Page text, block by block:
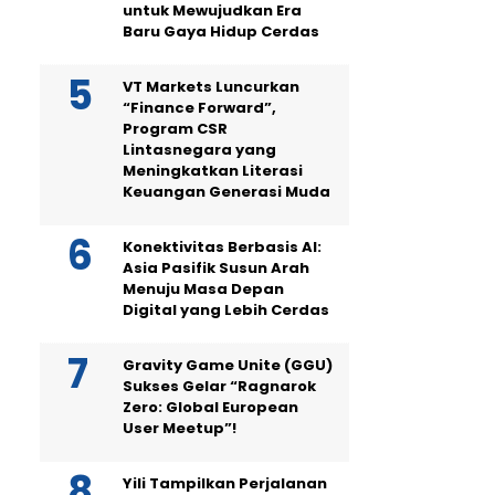
untuk Mewujudkan Era
Baru Gaya Hidup Cerdas
VT Markets Luncurkan
“Finance Forward”,
Program CSR
Lintasnegara yang
Meningkatkan Literasi
Keuangan Generasi Muda
Konektivitas Berbasis AI:
Asia Pasifik Susun Arah
Menuju Masa Depan
Digital yang Lebih Cerdas
Gravity Game Unite (GGU)
Sukses Gelar “Ragnarok
Zero: Global European
User Meetup”!
Yili Tampilkan Perjalanan